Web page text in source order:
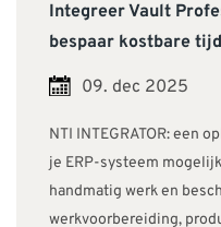
Integreer Vault
bespaar kostbare tijd
09. dec 2025
NTI INTEGRATOR: een
je ERP-systeem
handmatig werk en
werkvoorbereiding,